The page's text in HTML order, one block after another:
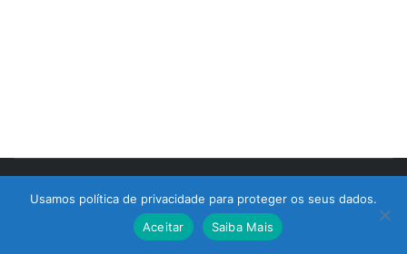
Usamos política de privacidade para proteger os seus dados.
Aceitar
Saiba Mais
Atendimento